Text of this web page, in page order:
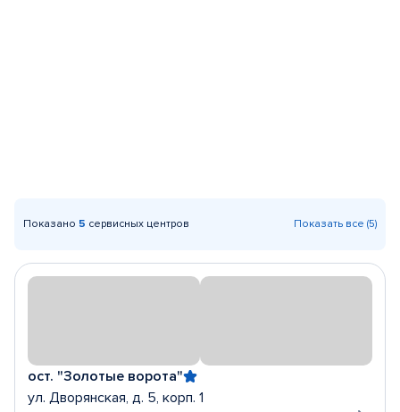
Показано 5 сервисных центров Показать все (5)
ост. "Золотые ворота"
ул. Дворянская, д. 5, корп. 1